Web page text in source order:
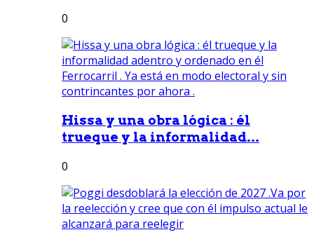
0
Hissa y una obra lógica : él
trueque y la informalidad...
0